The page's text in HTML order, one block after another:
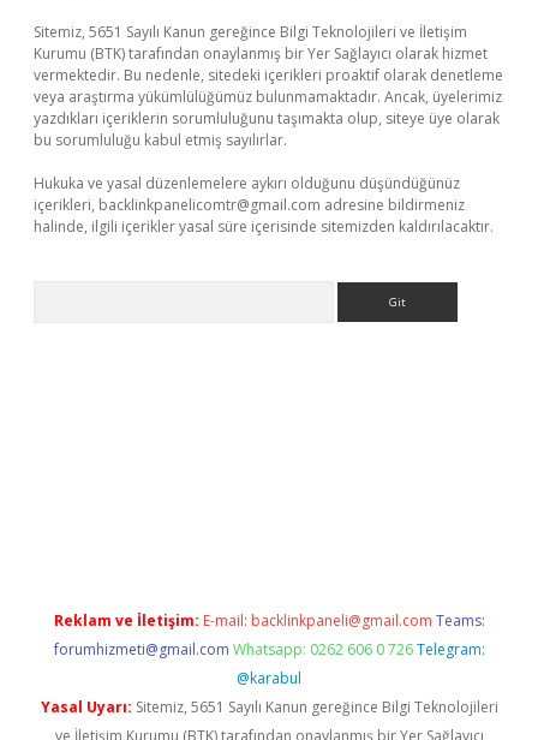
Sitemiz, 5651 Sayılı Kanun gereğince Bilgi Teknolojileri ve İletişim
Kurumu (BTK) tarafından onaylanmış bir Yer Sağlayıcı olarak hizmet
vermektedir. Bu nedenle, sitedeki içerikleri proaktif olarak denetleme
veya araştırma yükümlülüğümüz bulunmamaktadır. Ancak, üyelerimiz
yazdıkları içeriklerin sorumluluğunu taşımakta olup, siteye üye olarak
bu sorumluluğu kabul etmiş sayılırlar.
Hukuka ve yasal düzenlemelere aykırı olduğunu düşündüğünüz
içerikleri, backlinkpanelicomtr@gmail.com adresine bildirmeniz
halinde, ilgili içerikler yasal süre içerisinde sitemizden kaldırılacaktır.
Reklam ve İletişim: E-mail: backlinkpaneli@gmail.com Teams:
forumhizmeti@gmail.com Whatsapp: 0262 606 0 726 Telegram:
@karabul
Yasal Uyarı: Sitemiz, 5651 Sayılı Kanun gereğince Bilgi Teknolojileri
ve İletişim Kurumu (BTK) tarafından onaylanmış bir Yer Sağlayıcı